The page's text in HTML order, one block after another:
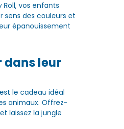
vos enfants
sens des couleurs et
épanouissement
dans leur
le cadeau idéal
animaux. Offrez-
laissez la jungle